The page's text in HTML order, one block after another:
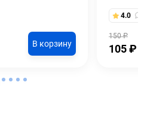
В корзину
4.0
150₽
105₽